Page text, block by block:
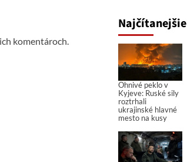
komentároch.
Najčítanejšie
Ohnivé peklo v
Kyjeve: Ruské sily
roztrhali
ukrajinské hlavné
mesto na kusy